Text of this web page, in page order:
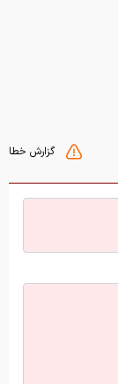
گزارش خطا